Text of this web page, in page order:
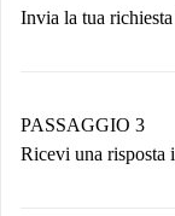
Invia la tua
non accetta.
PASSAGGIO 3
Ricevi una risposta